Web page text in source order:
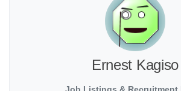
Ernest Kagiso